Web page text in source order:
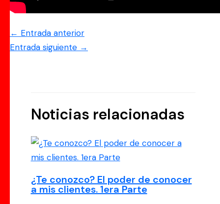
← Entrada anterior
Entrada siguiente →
Noticias relacionadas
¿Te conozco? El poder de conocer
a mis clientes. 1era Parte